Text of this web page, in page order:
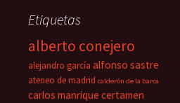
Etiquetas
alberto conejero
alejandro garcía alfonso sastre
ateneo de madrid calderón de la barca
carlos manrique certamen